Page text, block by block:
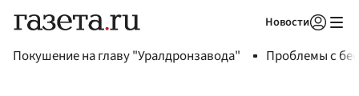
Новости
Покушение на главу "Уралдронзавода" Проблемы с